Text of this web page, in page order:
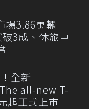
場3.86萬輛
3成、休旅車
全新
all-new T-
起正式上市